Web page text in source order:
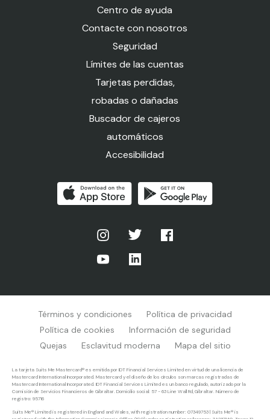
Centro de ayuda
Contacte con nosotros
Seguridad
Límites de las cuentas
Tarjetas perdidas,
robadas o dañadas
Buscador de cajeros
automáticos
Accesibilidad
Términos y condiciones
Política de privacidad
Política de cookies
Información de seguridad
Quejas
Esclavitud moderna Mapa del sitio
La tarjeta Suits Me Mastercard® es emitida por IDT Financial Services Limited en virtud de una licencia de
Mastercard International Incorporated. Mastercard y el diseño de los círculos son marcas registradas de
Mastercard International Incorporated. IDT Financial Services Limited es un banco regulado, autorizado por la
Comisión de Servicios Financieros de Gibraltar. Domicilio social: 57 - 63 Line Wall Rd, Gibraltar. Número de
registro: 95716
Suits Me® Limited is registered in England and Wales, with registration number: 07349753 | Suits Me® is